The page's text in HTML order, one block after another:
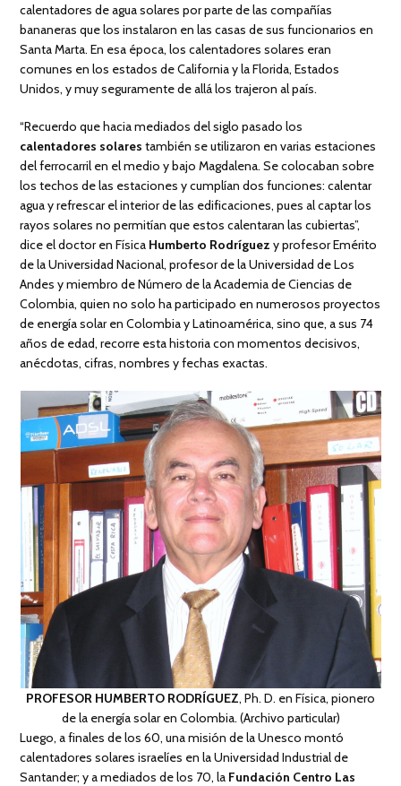
calentadores de agua solares por parte de las compañías
bananeras que los instalaron en las casas de sus funcionarios en
Santa Marta. En esa época, los calentadores solares eran
comunes en los estados de California y la Florida, Estados
Unidos, y muy seguramente de allá los trajeron al país.
“Recuerdo que hacia mediados del siglo pasado los
calentadores solares también se utilizaron en varias estaciones
del ferrocarril en el medio y bajo Magdalena. Se colocaban sobre
los techos de las estaciones y cumplían dos funciones: calentar
agua y refrescar el interior de las edificaciones, pues al captar los
rayos solares no permitían que estos calentaran las cubiertas”,
dice el doctor en Física Humberto Rodríguez y profesor Emérito
de la Universidad Nacional, profesor de la Universidad de Los
Andes y miembro de Número de la Academia de Ciencias de
Colombia, quien no solo ha participado en numerosos proyectos
de energía solar en Colombia y Latinoamérica, sino que, a sus 74
años de edad, recorre esta historia con momentos decisivos,
anécdotas, cifras, nombres y fechas exactas.
PROFESOR HUMBERTO RODRÍGUEZ, Ph. D. en Física, pionero
de la energía solar en Colombia. (Archivo particular)
Luego, a finales de los 60, una misión de la Unesco montó
calentadores solares israelíes en la Universidad Industrial de
Santander; y a mediados de los 70, la Fundación Centro Las